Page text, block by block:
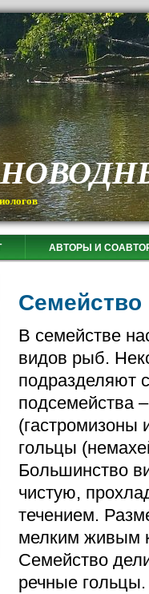
АВТОРЫ И
В семействе
видов рыб.
подразделяют
подсемейства
(гастромизоны
гольцы
Большинство
чистую,
течением.
мелким живым
Семейство
речные гольцы.